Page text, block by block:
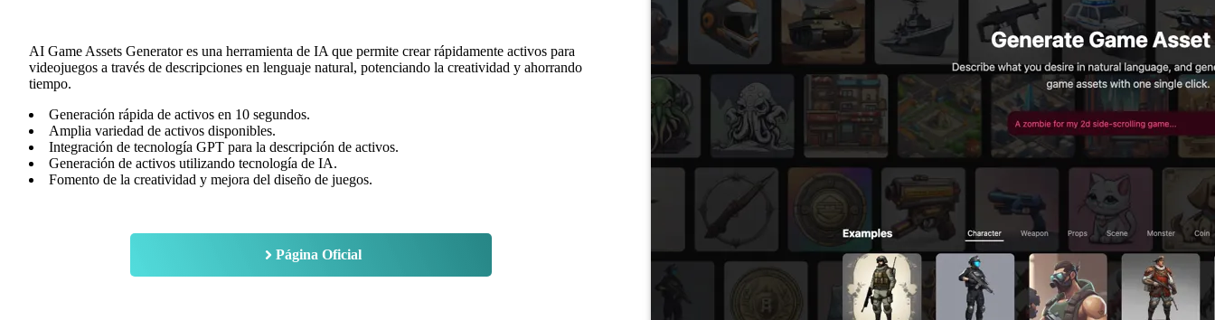
AI Game Assets Generator es una herramienta de IA que permite crear rápidamente activos para
videojuegos a través de descripciones en lenguaje natural, potenciando la creatividad y ahorrando
tiempo.
Generación rápida de activos en 10 segundos.
Amplia variedad de activos disponibles.
Integración de tecnología GPT para la descripción de activos.
Generación de activos utilizando tecnología de IA.
Fomento de la creatividad y mejora del diseño de juegos.
Página Oficial